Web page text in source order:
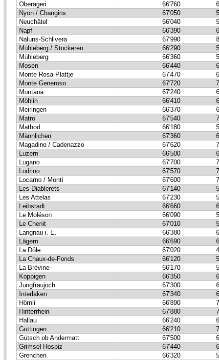
Oberägeri
66'760
Nyon / Changins
67'050
Neuchâtel
66'040
Napf
66'390
Naluns-Schlivera
67'990
Mühleberg / Stockeren
66'290
Mühleberg
66'360
Mosen
66'440
Monte Rosa-Plattje
67'470
Monte Generoso
67'720
Montana
67'240
Möhlin
66'410
Meiringen
66'370
Matro
67'540
Mathod
66'180
Männlichen
67'360
Magadino / Cadenazzo
67'620
Luzern
66'500
Lugano
67'700
Lodrino
67'570
Locarno / Monti
67'600
Les Diablerets
67'140
Les Attelas
67'230
Leibstadt
66'660
Le Moléson
66'090
Le Chenit
67'010
Langnau i. E.
66'380
Lägern
66'690
La Dôle
67'020
La Chaux-de-Fonds
66'120
La Brévine
66'170
Koppigen
66'350
Jungfraujoch
67'300
Interlaken
67'340
Hörnli
66'890
Hinterrhein
67'880
Hallau
66'240
Güttingen
66'210
Gütsch ob Andermatt
67'500
Grimsel Hospiz
67'440
Grenchen
66'320